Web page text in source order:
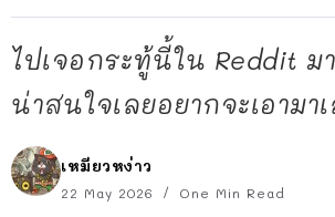
ไปเจอกระทู้นี้ใน Reddit ม
น่าสนใจเลยอยากจะเอามา
เหมียวหง่าว
22 May 2026 One Min Read